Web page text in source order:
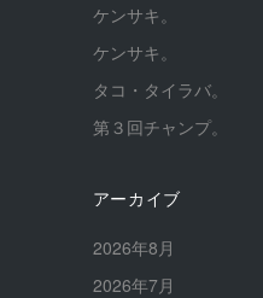
ケンサキ。
ケンサキ。
タコ・タイラバ。
第３回チャンプ。
アーカイブ
2026年8月
2026年7月